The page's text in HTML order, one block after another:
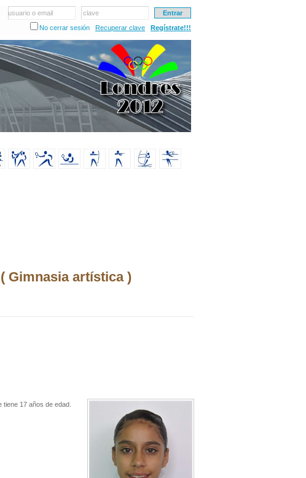
usuario o email
clave
No cerrar sesión
Recuperar clave Regístrate!!!
Gimnasia artística )
17 años de edad.